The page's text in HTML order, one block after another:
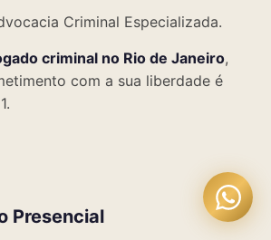
Criminal Especializada.
criminal no Rio de Janeiro,
com a sua liberdade é
Presencial